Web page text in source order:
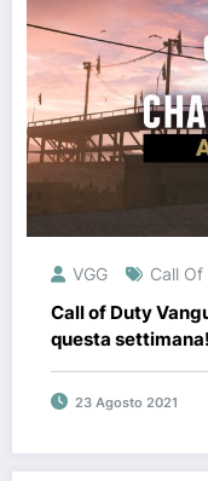
VGG Call Of
Call of Duty
questa settimana!
23 Agosto 2021